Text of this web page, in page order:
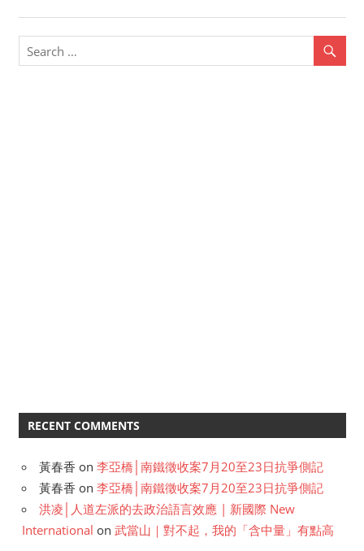
RECENT COMMENTS
黃春香 on 李亞橋│南鐵徵收案7月20至23日抗爭側記
黃春香 on 李亞橋│南鐵徵收案7月20至23日抗爭側記
洪凌│人道左派的去政治語言效應 | 新國際 New
International on 武當山｜對不起，我的「含中量」有點高